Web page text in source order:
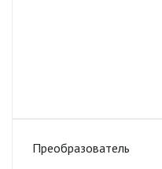
Преобразователь